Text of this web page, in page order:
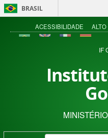
BRASIL
ACESSIBILIDADE
IF